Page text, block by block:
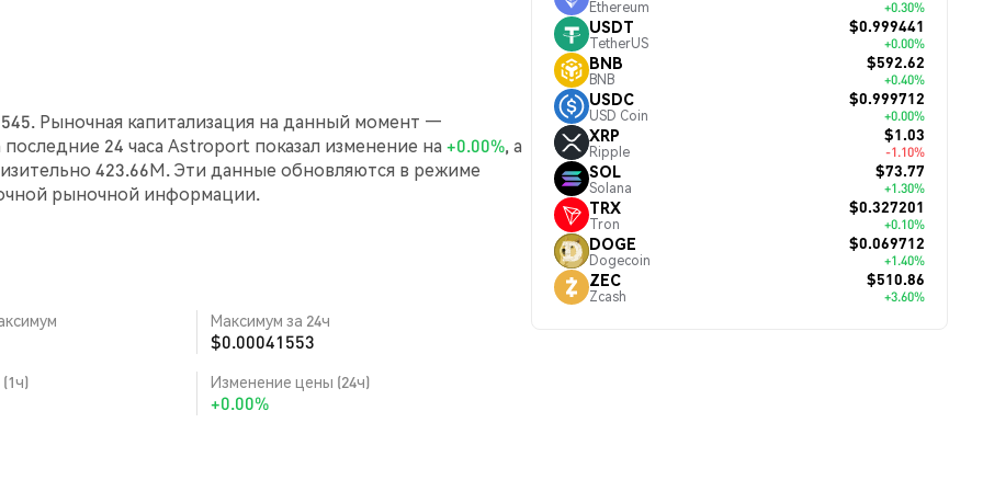
Рыночная капитализация на данный момент —
24 часа Astroport показал изменение на +0.00%, а
423.66M. Эти данные обновляются в режиме
рыночной информации.
Максимум за 24ч
$0.00041553
Изменение цены (24ч)
+0.00%
Ethereum +0.30%
USDT
TetherUS
$0.999441
+0.00%
BNB
BNB
$592.62
+0.40%
USDC
USD Coin
$0.999712
+0.00%
XRP
Ripple
$1.03
-1.10%
SOL
Solana
$73.77
+1.30%
TRX
Tron
$0.327201
+0.10%
DOGE
Dogecoin
$0.069712
+1.40%
ZEC
Zcash
$510.86
+3.60%